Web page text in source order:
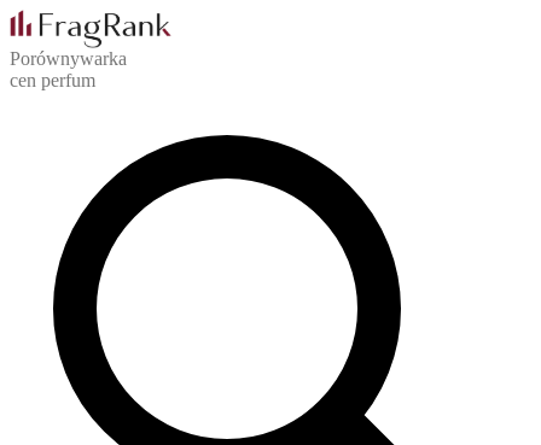
Porównywarka
cen perfum